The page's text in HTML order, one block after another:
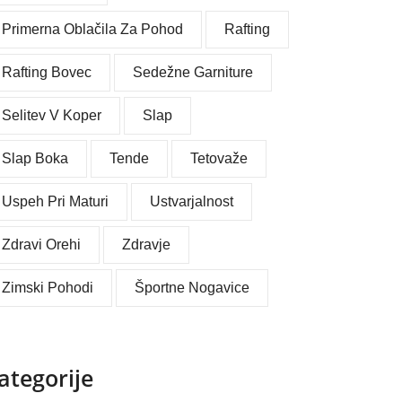
Primerna Oblačila Za Pohod Rafting
Rafting Bovec Sedežne Garniture
Selitev V Koper Slap
Slap Boka Tende Tetovaže
Uspeh Pri Maturi Ustvarjalnost
Zdravi Orehi Zdravje
Zimski Pohodi Športne Nogavice